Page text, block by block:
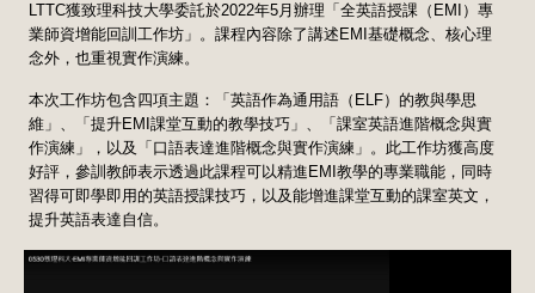
LTTC獲致理科技大學委託於2022年5月辦理「全英語授課（EMI）專
業師資增能回訓⼯作坊」。課程內容除了講述EMI基礎概念、核心理
念外，也重視實作演練。
本次工作坊包含四項主題：「英語作為通用語（ELF）的教與學思
維」、「提升EMI課堂互動的教學技巧」、「課室英語進階概念與實
作演練」，以及「口語表達進階概念與實作演練」。此工作坊獲高度
好評，參訓教師表示透過此課程可以精進EMI教學的專業職能，同時
習得可即學即用的英語授課技巧，以及能增進課堂互動的課室英文，
提升英語表達自信。